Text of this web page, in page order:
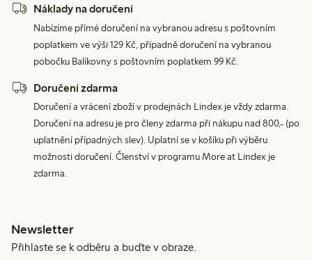
Náklady na doručení
Nabízíme přímé doručení na vybranou adresu s poštovním
poplatkem ve výši 129 Kč, případně doručení na vybranou
pobočku Balíkovny s poštovním poplatkem 99 Kč.
Doručení zdarma
Doručení a vrácení zboží v prodejnách Lindex je vždy zdarma.
Doručení na adresu je pro členy zdarma při nákupu nad 800,- (po
uplatnění případných slev). Uplatní se v košíku při výběru
možnosti doručení. Členství v programu More at Lindex je
zdarma.
Newsletter
Přihlaste se k odběru a buďte v obraze.